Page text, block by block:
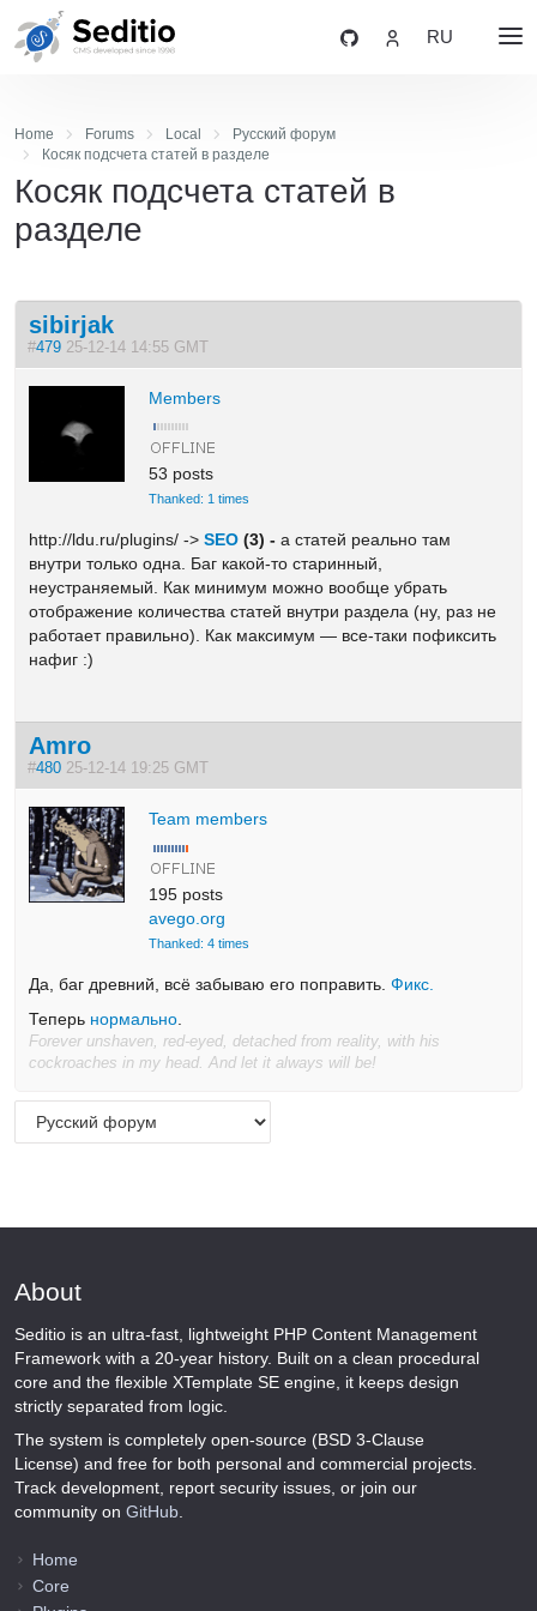
RU
Home Forums Local
Русский форум
Косяк подсчета статей в разделе
Косяк подсчета статей в
разделе
sibirjak
#479 25-12-14 14:55 GMT
Members
53 posts
Thanked: 1 times
http://ldu.ru/plugins/ ->SEO (3) -а статей реально там
внутри только одна. Баг какой-то старинный,
неустраняемый. Как минимум можно вообще убрать
отображение количества статей внутри раздела (ну, раз не
работает правильно). Как максимум — все-таки пофиксить
нафиг :)
Amro
#480 25-12-14 19:25 GMT
Team members
195 posts
avego.org
Thanked: 4 times
Да, баг древний, всё забываю его поправить.Фикс.
Теперь нормально
Forever unshaven, red-eyed, detached from reality, with his
cockroaches in my head. And let it always will be!
About
Seditio is an ultra-fast, lightweight PHP Content Management
Framework with a 20-year history. Built on a clean procedural
core and the flexible XTemplate SE engine, it keeps design
strictly separated from logic.
The system is completely open-source (BSD 3-Clause
License) and free for both personal and commercial projects.
Track development, report security issues, or join our
community on GitHub.
Home
Core